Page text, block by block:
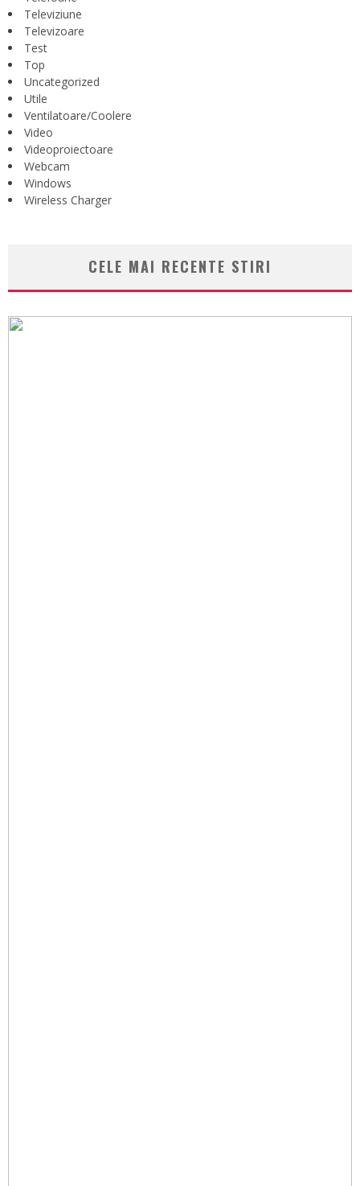
Televiziune
Televizoare
Test
Top
Uncategorized
Utile
Ventilatoare/Coolere
Video
Videoproiectoare
Webcam
Windows
Wireless Charger
CELE MAI RECENTE STIRI